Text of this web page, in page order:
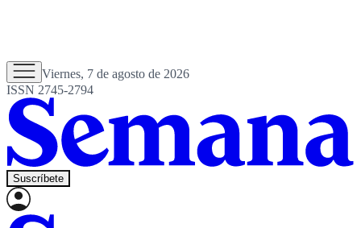
Viernes, 7 de agosto de 2026
ISSN 2745-2794
Suscríbete